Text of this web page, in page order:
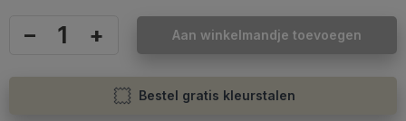
– + Aan winkelmandje toevoegen
Bestel gratis kleurstalen